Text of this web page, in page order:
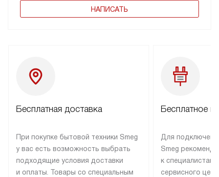
НАПИСАТЬ
Бесплатная доставка
При покупке бытовой техники Smeg
у вас есть возможность выбрать
подходящие условия доставки
и оплаты. Товары со специальным
Бесплатное
Для
Smeg
к специалистам
сервисного